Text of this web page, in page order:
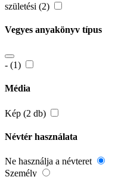
születési (2)
Vegyes anyakönyv típus
- (1)
Média
Kép (2 db)
Névtér használata
Ne használja a névteret
Személy